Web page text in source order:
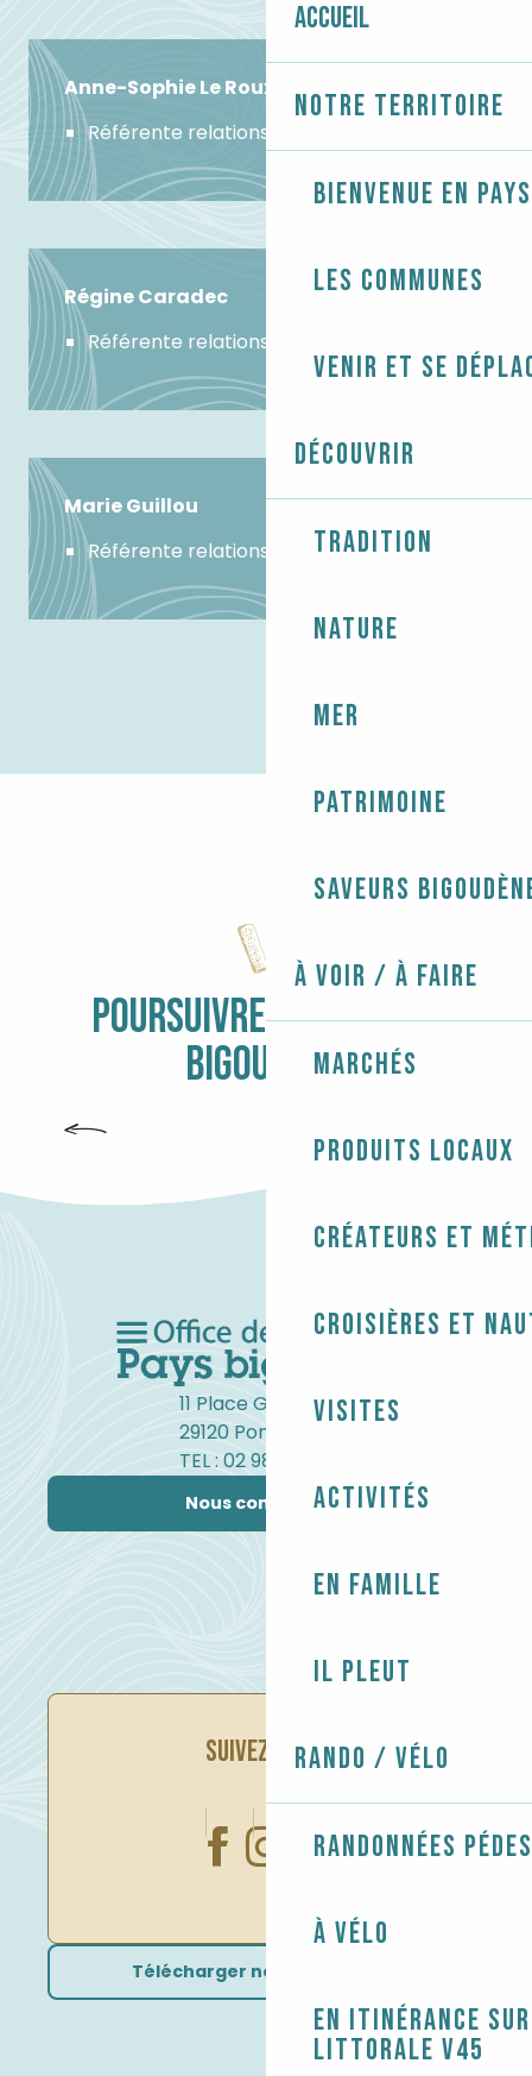
Accueil
Notre territoire
Bienvenue en
Les communes
Venir et se
Découvrir
Tradition
Nature
Mer
Patrimoine
Saveurs
À voir / À faire
Marchés
Produits locaux
Créateurs et
Croisières et
Visites
Activités
En famille
Il pleut
Rando / Vélo
Randonnées
À vélo
En itinérance
littorale V45
Anne-SophieLe Roux
Référente relations loueurs
Régine Caradec
Référente relations loueurs
Marie Guillou
Référente relations partenaires
POURSUIVRE L'AVENTURE
BIGOUDÈNE
CHAPELLES ET ÉGLISES
11 Place Gambetta
29120 Pont-l'Abbé
TEL : 02 98 82 37 99
Nous contacter
SUIVEZ-NOUS
Télécharger nos brochures